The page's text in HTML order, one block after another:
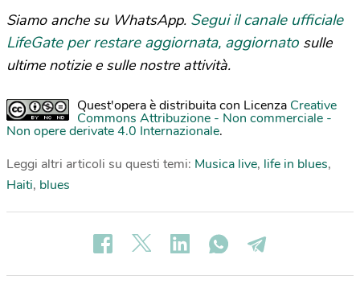
Siamo anche su WhatsApp. Segui il canale ufficiale
LifeGate per restare aggiornata, aggiornato sulle
ultime notizie e sulle nostre attività.
Quest'opera è distribuita con Licenza Creative
Commons Attribuzione - Non commerciale -
Non opere derivate 4.0 Internazionale.
Leggi altri articoli su questi temi: Musica live, life in blues,
Haiti, blues